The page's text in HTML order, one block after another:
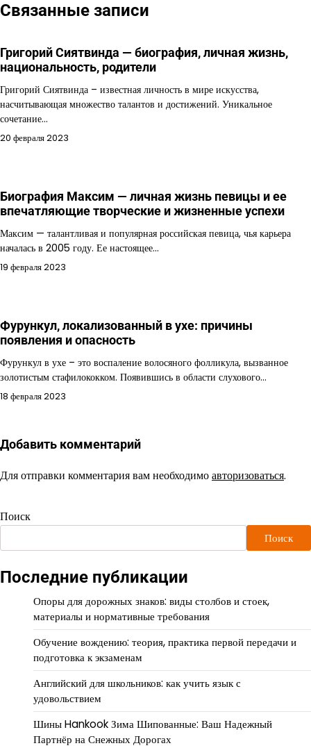
Связанные записи
Григорий Сиятвинда — биография, личная жизнь,
национальность, родители
Григорий Сиятвинда – известная личность в мире искусства,
насчитывающая множество талантов и достижений. Уникальное
сочетание…
20 февраля 2023
Биография Максим — личная жизнь певицы и ее
впечатляющие творческие и жизненные успехи
Максим — талантливая и популярная российская певица, чья карьера
началась в 2005 году. Ее настоящее…
19 февраля 2023
Фурункул, локализованный в ухе: причины
появления и опасность
Фурункул в ухе – это воспаление волосяного фолликула, вызванное
золотистым стафилококком. Появившись в области слухового…
18 февраля 2023
Добавить комментарий
Для отправки комментария вам необходимоавторизоваться.
Поиск
Поиск
Последние публикации
Опоры для дорожных знаков: виды столбов и стоек,
материалы и нормативные требования
Обучение вождению: теория, практика первой передачи и
подготовка к экзаменам
Английский для школьников: как учить язык с
удовольствием
Шины Hankook Зима Шипованные: Ваш Надежный
Партнёр на Снежных Дорогах